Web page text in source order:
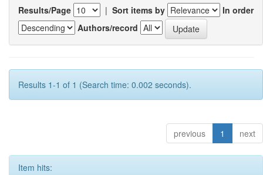
Results/Page | Sort items by
In order
Authors/record
Results 1-1 of 1 (Search time: 0.002 seconds).
previous 1 next
Item hits: